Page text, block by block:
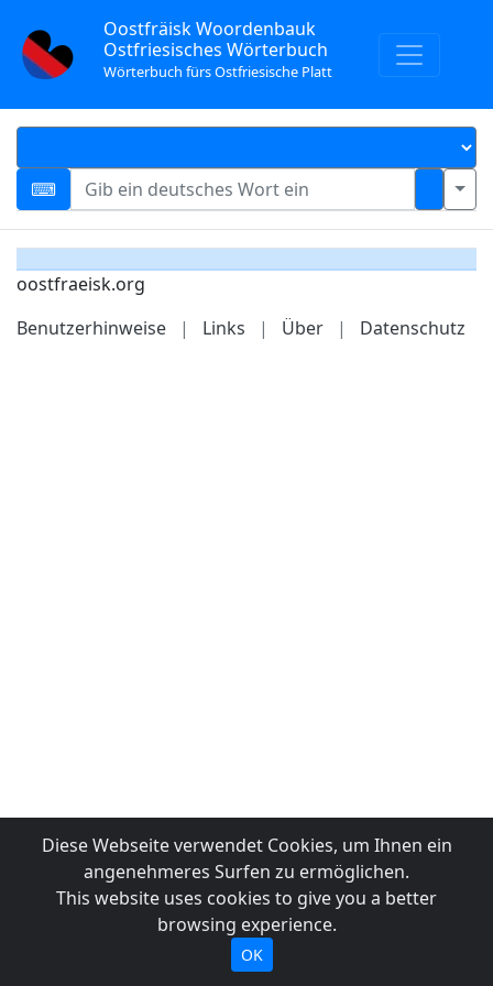
Oostfräisk Woordenbauk
Ostfriesisches Wörterbuch
Wörterbuch fürs Ostfriesische Platt
oostfraeisk.org
Benutzerhinweise
| Links | Über | Datenschutz
Diese Webseite verwendet Cookies, um Ihnen ein
angenehmeres Surfen zu ermöglichen.
This website uses cookies to give you a better
browsing experience.
OK